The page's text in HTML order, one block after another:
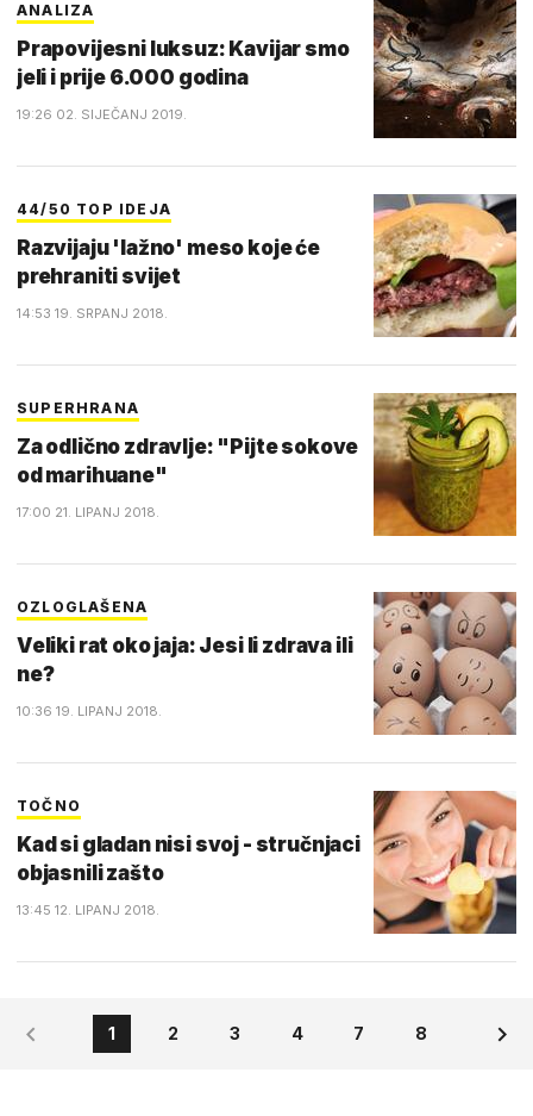
ANALIZA
Prapovijesni luksuz: Kavijar smo
jeli i prije 6.000 godina
19:26 02. SIJEČANJ 2019.
44/50 TOP IDEJA
Razvijaju 'lažno' meso koje će
prehraniti svijet
14:53 19. SRPANJ 2018.
SUPERHRANA
Za odlično zdravlje: "Pijte sokove
od marihuane"
17:00 21. LIPANJ 2018.
OZLOGLAŠENA
Veliki rat oko jaja: Jesi li zdrava ili
ne?
10:36 19. LIPANJ 2018.
TOČNO
Kad si gladan nisi svoj - stručnjaci
objasnili zašto
13:45 12. LIPANJ 2018.
1 2 3 4 7 8